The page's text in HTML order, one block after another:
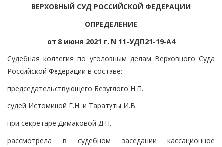
ВЕРХОВНЫЙ СУД РОССИЙСКОЙ ФЕДЕРАЦИИ
ОПРЕДЕЛЕНИЕ
от 8 июня 2021 г. N 11-УДП21-19-А4
Судебная коллегия по уголовным делам Верховного Суда
Российской Федерации в составе:
председательствующего Безуглого Н.П.
судей Истоминой Г.Н. и Таратуты И.В.
при секретаре Димаковой Д.Н.
рассмотрела в судебном заседании кассационное